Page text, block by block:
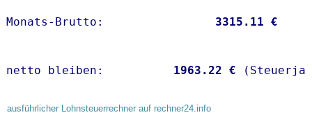
Monats-Brutto: 3315.11 €
netto bleiben: 1963.22 €
ausführlicher Lohnsteuerrechner auf rechner24.info